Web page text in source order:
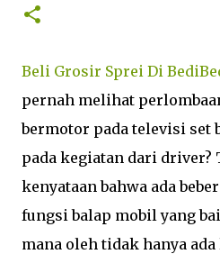
Beli Grosir Sprei Di
pernah melihat
bermotor pada televisi set
pada kegiatan dari driver?
kenyataan bahwa ada
fungsi balap mobil yang
mana oleh tidak hanya